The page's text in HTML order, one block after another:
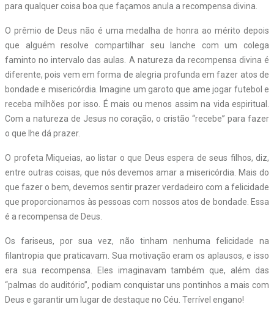
para qualquer coisa boa que façamos anula a recompensa divina.
O prêmio de Deus não é uma medalha de honra ao mérito depois
que alguém resolve compartilhar seu lanche com um colega
faminto no intervalo das aulas. A natureza da recompensa divina é
diferente, pois vem em forma de alegria profunda em fazer atos de
bondade e misericórdia. Imagine um garoto que ame jogar futebol e
receba milhões por isso. É mais ou menos assim na vida espiritual.
Com a natureza de Jesus no coração, o cristão “recebe” para fazer
o que lhe dá prazer.
O profeta Miqueias, ao listar o que Deus espera de seus filhos, diz,
entre outras coisas, que nós devemos amar a misericórdia. Mais do
que fazer o bem, devemos sentir prazer verdadeiro com a felicidade
que proporcionamos às pessoas com nossos atos de bondade. Essa
é a recompensa de Deus.
Os fariseus, por sua vez, não tinham nenhuma felicidade na
filantropia que praticavam. Sua motivação eram os aplausos, e isso
era sua recompensa. Eles imaginavam também que, além das
“palmas do auditório”, podiam conquistar uns pontinhos a mais com
Deus e garantir um lugar de destaque no Céu. Terrível engano!